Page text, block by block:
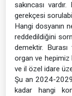
sakıncası
gerekçesi
Hangi dosyanın
reddedildiğini
demektir.
organ ve hepimiz
ve il özel idare
Şu an 2024-2029
kadar hangi